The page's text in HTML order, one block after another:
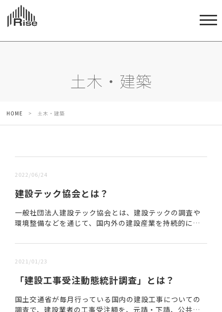
土木・建築
HOME > 土木・建築
2022/06/24
建設テック協会とは？
一般社団法人建設テック協会とは、建設テックの調査や
環境整備などを通じて、国内外の建設産業を持続的に発
利団体である。2022年4月に設立された。建設テッ...
2021/01/23
「建設工事受注動態統計調査」とは？
国土交通省が毎月行っている国内の建設工事についての
調査で、建設業者の工事受注額を、元請・下請、公共・